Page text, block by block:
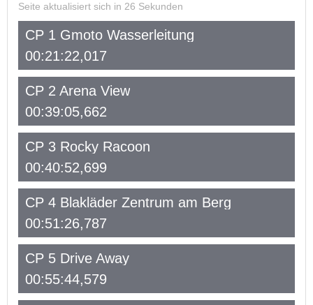
Seite aktualisiert sich in 26 Sekunden
CP 1 Gmoto Wasserleitung
00:21:22,017
CP 2 Arena View
00:39:05,662
CP 3 Rocky Racoon
00:40:52,699
CP 4 Blakläder Zentrum am Berg
00:51:26,787
CP 5 Drive Away
00:55:44,579